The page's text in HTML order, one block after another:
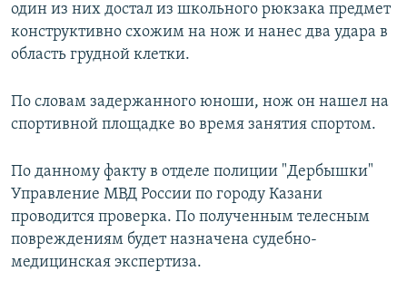
один из них достал из школьного рюкзака предмет
конструктивно схожим на нож и нанес два удара в
область грудной клетки.
По словам задержанного юноши, нож он нашел на
спортивной площадке во время занятия спортом.
По данному факту в отделе полиции "Дербышки"
Управление МВД России по городу Казани
проводится проверка. По полученным телесным
повреждениям будет назначена судебно-
медицинская экспертиза.